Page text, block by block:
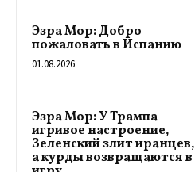
Эзра Мор: Добро
пожаловать в Испанию
01.08.2026
Эзра Мор: У Трампа
игривое настроение,
Зеленский злит иранцев,
а курды возвращаются в